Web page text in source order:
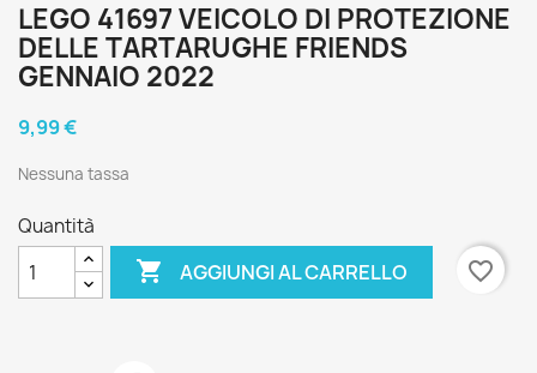
LEGO 41697 VEICOLO DI PROTEZIONE
DELLE TARTARUGHE FRIENDS
GENNAIO 2022
9,99 €
Nessuna tassa
Quantità
 AGGIUNGI AL CARRELLO favorite_border